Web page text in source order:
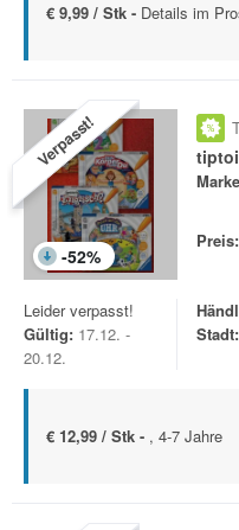
€ 9,99 / Stk - Details im
Verpasst!
-52%
Preis:
Leider verpasst!
Gültig: 17.12. -
20.12.
Stadt:
€ 12,99 / Stk - , 4-7 Jahre